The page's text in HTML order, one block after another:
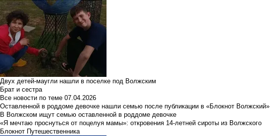
Двух детей-маугли нашли в поселке под Волжским
Брат и сестра
Все новости по теме 07.04.2026
Оставленной в роддоме девочке нашли семью после публикации в «Блокнот Волжский»
В Волжском ищут семью оставленной в роддоме девочке
«Я мечтаю проснуться от поцелуя мамы»: откровения 14-летней сироты из Волжского
Блокнот Путешественника